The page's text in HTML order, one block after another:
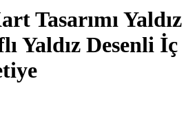
Tasarımı Yaldız
Yaldız Desenli İç